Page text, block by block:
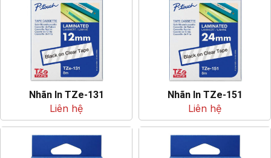
Nhãn In TZe-131
Liên hệ
Nhãn In TZe-151
Liên hệ